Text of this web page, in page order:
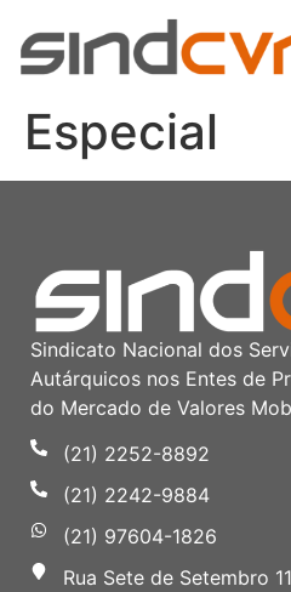
Especial
Sindicato Nacional dos
Autárquicos nos Entes de
do Mercado de Valores
(21) 2252-8892
(21) 2242-9884
(21) 97604-1826
Rua Sete de Setembro